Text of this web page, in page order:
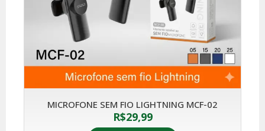
MICROFONE SEM FIO LIGHTNING MCF-02
R$29,99